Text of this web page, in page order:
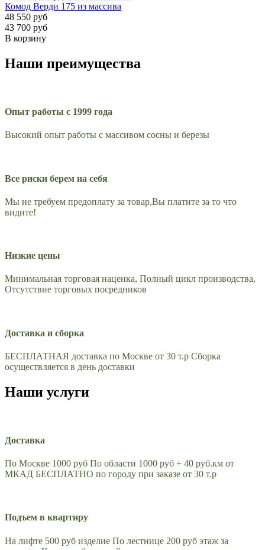
Комод Верди 175 из массива
48 550 руб
43 700 руб
В корзину
Наши преимущества
Опыт работы с 1999 года
Высокий опыт работы с массивом сосны и березы
Все риски берем на себя
Мы не требуем предоплату за товар,Вы платите за то что
видите!
Низкие цены
Минимальная торговая наценка, Полный цикл производства,
Отсутствие торговых посредников
Доставка и сборка
БЕСПЛАТНАЯ доставка по Москве от 30 т.р Сборка
осуществляется в день доставки
Наши услуги
Доставка
По Москве 1000 руб По области 1000 руб + 40 руб.км от
МКАД БЕСПЛАТНО по городу при заказе от 30 т.р
Подъем в квартиру
На лифте 500 руб изделие По лестнице 200 руб этаж за